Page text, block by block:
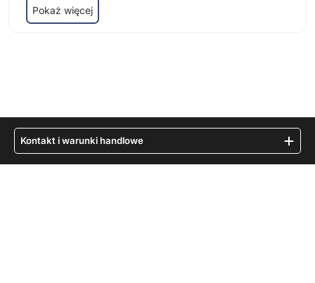
Pokaż więcej
Kontakt i warunki handlowe